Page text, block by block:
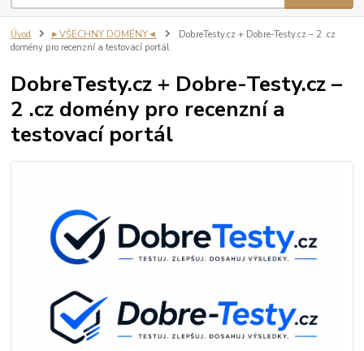
Úvod ►VŠECHNY DOMÉNY◄
DobreTesty.cz + Dobre-Testy.cz – 2 .cz
domény pro recenzní a testovací portál
DobreTesty.cz + Dobre-Testy.cz –
2 .cz domény pro recenzní a
testovací portál